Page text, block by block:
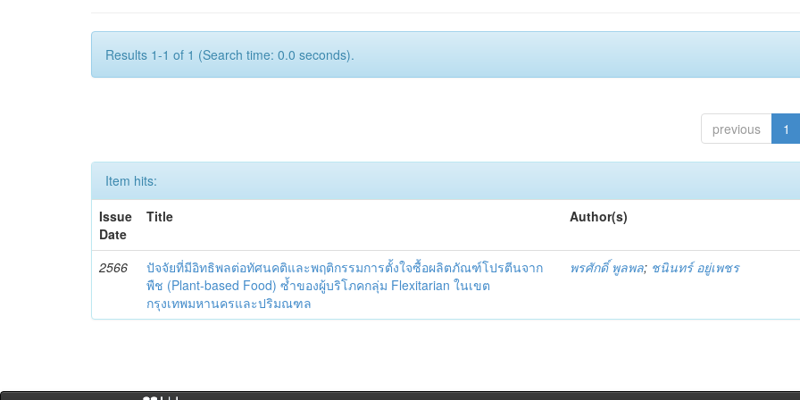
Results 1-1 of 1 (Search time: 0.0 seconds).
previous 1
Item hits:
Issue
Date
Title Author(s)
2566
ปัจจัยที่มีอิทธิพลต่อทัศนคติและพฤติกรรมการตั้งใจซื้อผลิตภัณฑ์โปรตีนจาก
พืช (Plant-based Food) ซ้ำของผู้บริโภคกลุ่ม Flexitarian ในเขต
กรุงเทพมหานครและปริมณฑล
พรศักดิ์ พูลพล; ชนินทร์ อยู่เพชร